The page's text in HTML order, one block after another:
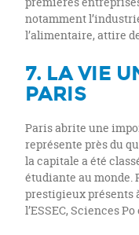
notamment
l’alimentaire, attire
7. LA VIE
PARIS
Paris abrite une
représente près du
la capitale a été
étudiante au monde.
prestigieux présents
l’ESSEC, Sciences